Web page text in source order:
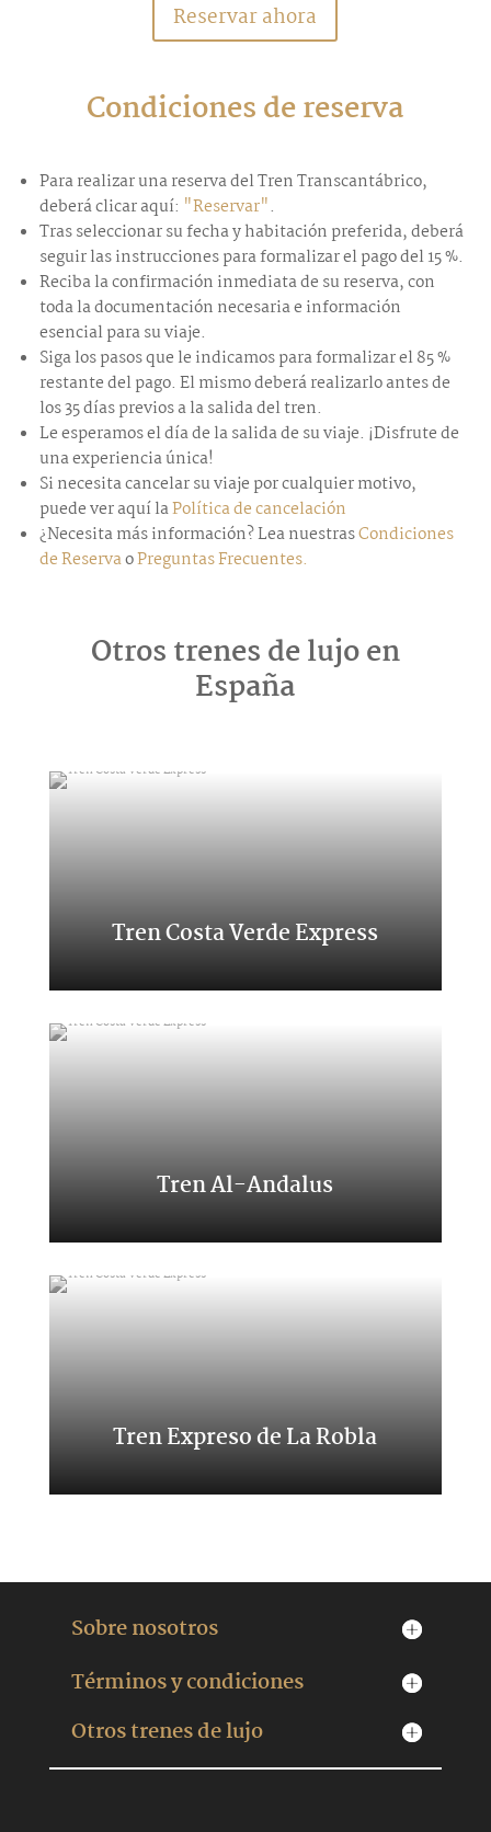
Reservar ahora
Condiciones de reserva
Para realizar una reserva del Tren Transcantábrico,
deberá clicar aquí: "Reservar".
Tras seleccionar su fecha y habitación preferida, deberá
seguir las instrucciones para formalizar el pago del 15 %.
Reciba la confirmación inmediata de su reserva, con
toda la documentación necesaria e información
esencial para su viaje.
Siga los pasos que le indicamos para formalizar el 85 %
restante del pago. El mismo deberá realizarlo antes de
los 35 días previos a la salida del tren.
Le esperamos el día de la salida de su viaje. ¡Disfrute de
una experiencia única!
Si necesita cancelar su viaje por cualquier motivo,
puede ver aquí laPolítica de cancelación
¿Necesita más información? Lea nuestrasCondiciones
de ReservaoPreguntas Frecuentes.
Otros trenes de lujo en
España
Tren Costa Verde Express
Tren Al-Andalus
Tren Expreso de La Robla
Sobre nosotros
Términos y condiciones
Otros trenes de lujo